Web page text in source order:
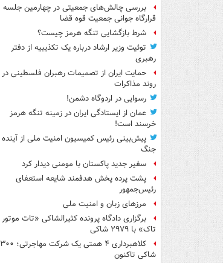
بررسی چالش‌های جمعیتی در چهارمین جلسه
قرارگاه جوانی جمعیت قوه قضا
شرط بازگشایی تنگه هرمز چیست؟
توئیت وزیر ارشاد درباره یک تکذیبیه از دفتر
رهبری
حمایت ایران از تصمیمات رهبران فلسطینی در
روند مذاکرات
رسوایی در اردوگاه دشمن!
عمان از ایستادگی ایران در زمینه تنگه هرمز
خرسند است!
پیش‌بینی رئیس کمیسیون امنیت ملی از آینده
جنگ
سفیر جدید پاکستان با مومنی دیدار کرد
پشت پرده پخش هدفمند شایعه استعفای
رئیس‌جمهور
مرزهای زبان و امنیت ملی
برگزاری دادگاه پرونده کثیرالشاکی «تات موتور
تاک» با ۲۹۷۹ شاکی
کلاهبرداری ۴ همتی یک شرکت مهاجرتی؛ ۳۰۰
شاکی تاکنون